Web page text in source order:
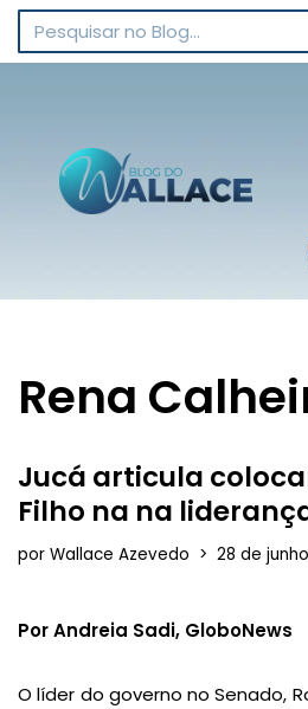
Pular
conteúdo
Rena
Jucá articula
Filho na na
por Wallace Azevedo 28 de
Por Andreia Sadi, GloboNews
O líder do governo no Senado,